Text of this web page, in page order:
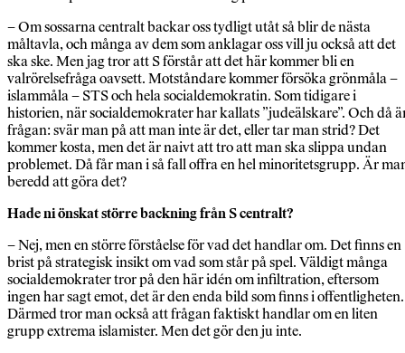
– Om sossarna centralt backar oss tydligt utåt så blir de nästa
måltavla, och många av dem som anklagar oss vill ju också att det
ska ske. Men jag tror att S förstår att det här kommer bli en
valrörelsefråga oavsett. Motståndare kommer försöka grönmåla –
islammåla – STS och hela socialdemokratin. Som tidigare i
historien, när socialdemokrater har kallats ”judeälskare”. Och då
frågan: svär man på att man inte är det, eller tar man strid? Det
kommer kosta, men det är naivt att tro att man ska slippa undan
problemet. Då får man i så fall offra en hel minoritetsgrupp. Är
beredd att göra det?
Hade ni önskat störrebackning från S centralt?
– Nej, men en större förståelse för vad det handlar om. Det finns en
brist på strategisk insikt om vad som står på spel. Väldigt många
socialdemokrater tror på den här idén om infiltration, eftersom
ingen har sagt emot, det är den enda bild som finns i offentligheten.
Därmed tror man också att frågan faktiskt handlar om en liten
grupp extrema islamister. Men det gör den ju inte.